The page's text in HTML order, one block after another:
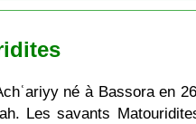
né à Bassora en
Les savants